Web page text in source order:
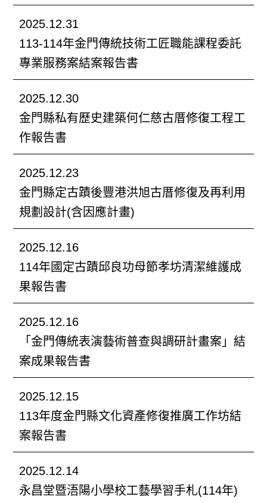
2025.12.31
113-114年金門傳統技術工匠職能課程委託
專業服務案結案報告書
2025.12.30
金門縣私有歷史建築何仁慈古厝修復工程工
作報告書
2025.12.23
金門縣定古蹟後豐港洪旭古厝修復及再利用
規劃設計(含因應計畫)
2025.12.16
114年國定古蹟邱良功母節孝坊清潔維護成
果報告書
2025.12.16
「金門傳統表演藝術普查與調研計畫案」結
案成果報告書
2025.12.15
113年度金門縣文化資產修復推廣工作坊結
案報告書
2025.12.14
永昌堂暨浯陽小學校工藝學習手札(114年)